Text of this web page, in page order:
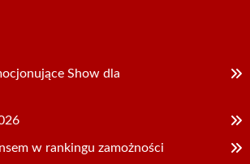
Show dla
w rankingu zamożności